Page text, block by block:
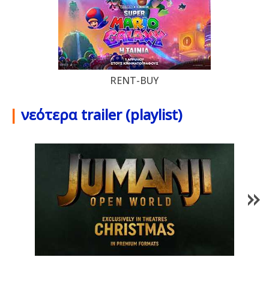
RENT-BUY
| νεότερα trailer (playlist)
1/85